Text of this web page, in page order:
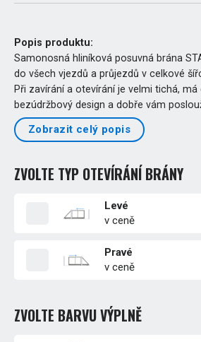
Popis produktu:
Samonosná hliníková posuvná brána
do všech vjezdů a průjezdů v celkové
Při zavírání a otevírání je velmi tichá, má
bezúdržbový design a dobře vám
Zobrazit celý popis
ZVOLTE TYP OTEVÍRÁNÍ BRÁNY
Levé
v ceně
Pravé
v ceně
ZVOLTE BARVU VÝPLNĚ